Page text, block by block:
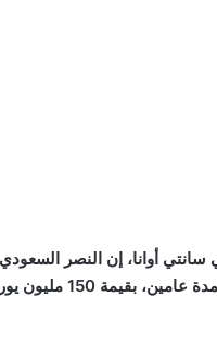
أوانا، إن النصر
بقيمة 150 مليون يورو.